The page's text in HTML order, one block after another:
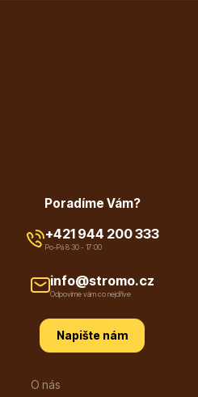
O nás
Poradíme Vám?
+421 944 200 333
Po-Pá 8:30 - 17:00
info@stromo.cz
Odpovíme vám co nejdříve
Napište nám